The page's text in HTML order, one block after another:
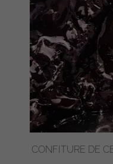
CONFITURE DE